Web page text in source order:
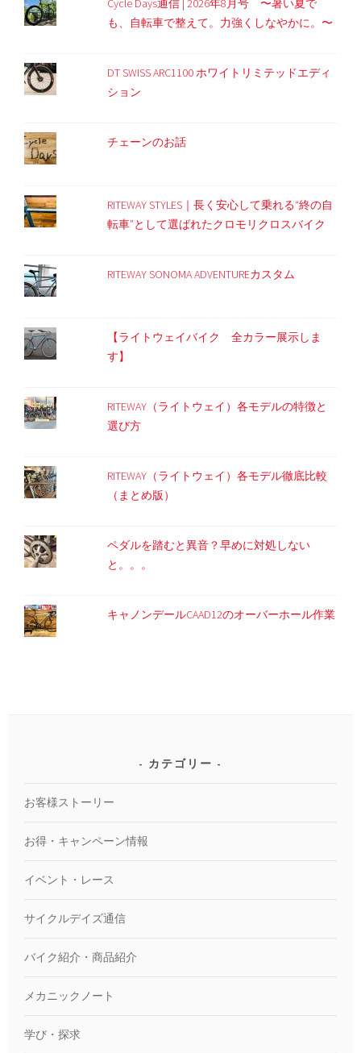
Cycle Days通信 | 2026年8月号 〜暑い夏で
も、自転車で整えて。力強くしなやかに。〜
DT SWISS ARC1100 ホワイトリミテッドエディ
ション
チェーンのお話
RITEWAY STYLES｜長く安心して乗れる“終の自
転車”として選ばれたクロモリクロスバイク
RITEWAY SONOMA ADVENTUREカスタム
【ライトウェイバイク 全カラー展示しま
す】
RITEWAY（ライトウェイ）各モデルの特徴と
選び方
RITEWAY（ライトウェイ）各モデル徹底比較
（まとめ版）
ペダルを踏むと異音？早めに対処しない
と。。。
キャノンデールCAAD12のオーバーホール作業
カテゴリー
お客様ストーリー
お得・キャンペーン情報
イベント・レース
サイクルデイズ通信
バイク紹介・商品紹介
メカニックノート
学び・探求